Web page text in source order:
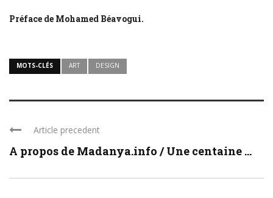
Préface de Mohamed Béavogui.
MOTS-CLÉS ART DESIGN
Article precedent
A propos de Madanya.info / Une centaine ...